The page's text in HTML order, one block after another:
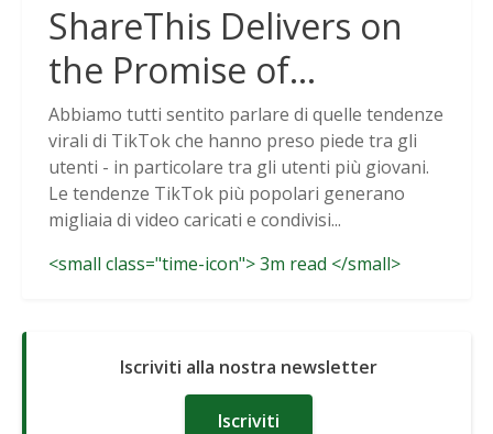
ShareThis Delivers on
the Promise of
Cookieless Data
Solutions
Abbiamo tutti sentito parlare di quelle tendenze
virali di TikTok che hanno preso piede tra gli
utenti - in particolare tra gli utenti più giovani.
Le tendenze TikTok più popolari generano
migliaia di video caricati e condivisi...
<small class="time-icon"> 3m read </small>
Iscriviti alla nostra newsletter
Iscriviti